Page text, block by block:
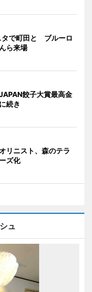
タで町田と ブルーロ
ら来場
餃子大賞最高金
続き
リニスト、森のテラ
ズ化
ュ